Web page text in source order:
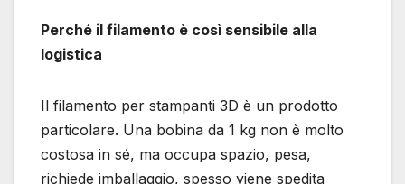
Perché il filamento è così sensibile alla
logistica
Il filamento per stampanti 3D è un prodotto
particolare. Una bobina da 1 kg non è molto
costosa in sé, ma occupa spazio, pesa,
richiede imballaggio, spesso viene spedita